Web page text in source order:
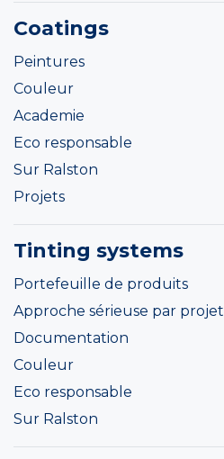
Coatings
Peintures
Couleur
Academie
Eco responsable
Sur Ralston
Projets
Tinting systems
Portefeuille de produits
Approche sérieuse par projet
Documentation
Couleur
Eco responsable
Sur Ralston